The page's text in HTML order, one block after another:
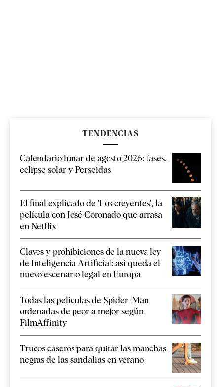
TENDENCIAS
Calendario lunar de agosto 2026: fases,
eclipse solar y Perseidas
El final explicado de 'Los creyentes', la
película con José Coronado que arrasa
en Netflix
Claves y prohibiciones de la nueva ley
de Inteligencia Artificial: así queda el
nuevo escenario legal en Europa
Todas las películas de Spider-Man
ordenadas de peor a mejor según
FilmAffinity
Trucos caseros para quitar las manchas
negras de las sandalias en verano